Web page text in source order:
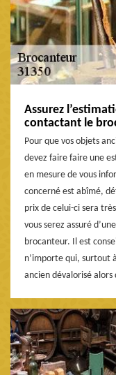
Assurez
contactant le
Pour que vos objets
devez faire faire une
en mesure de vous
concerné est abîmé,
prix de celui-ci sera
vous serez assuré
brocanteur. Il est
n’importe qui, surtout
ancien dévalorisé